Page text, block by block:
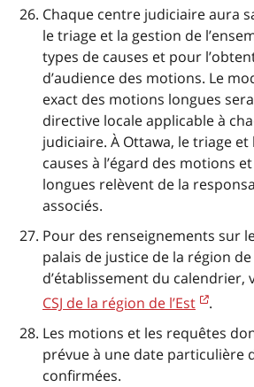
Chaque centre judiciaire aura
le triage et la gestion de
types de causes et pour
d’audience des motions. Le
exact des motions longues
directive locale applicable à
judiciaire. À Ottawa, le triage et
causes à l’égard des motions
longues relèvent de la
associés.
Pour des renseignements sur
palais de justice de la région de
d’établissement du calendrier,
CSJ de la région de l’Est
.
Les motions et les requêtes
prévue à une date particulière
confirmées.